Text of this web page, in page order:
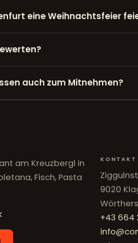
eine Weihnachtsfeier
auch zum Mitnehmen?
am Kreuzbergl in
Fisch, Pasta
KONTAKT
9020
+43 664